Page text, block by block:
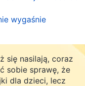
dyskutowanie o
W swej niedoli
i siostrami.
wołałam do
wygaśnie
się nasilają, coraz
sobie sprawę, że
dla dzieci, lecz